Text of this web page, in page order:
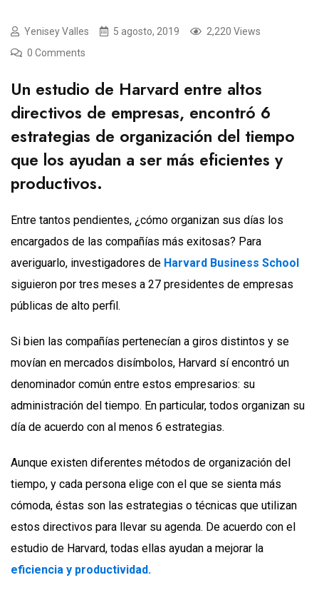
Yenisey Valles 5 agosto, 2019
2,220 Views
0 Comments
Un estudio de Harvard entre altos
directivos de empresas, encontró 6
estrategias de organización del tiempo
que los ayudan a ser más eficientes y
productivos.
Entre tantos pendientes, ¿cómo organizan sus días los
encargados de las compañías más exitosas? Para
averiguarlo, investigadores de Harvard Business School
siguieron por tres meses a 27 presidentes de empresas
públicas de alto perfil.
Si bien las compañías pertenecían a giros distintos y se
movían en mercados disímbolos, Harvard sí encontró un
denominador común entre estos empresarios: su
administración del tiempo. En particular, todos organizan su
día de acuerdo con al menos 6 estrategias.
Aunque existen diferentes métodos de organización del
tiempo, y cada persona elige con el que se sienta más
cómoda, éstas son las estrategias o técnicas que utilizan
estos directivos para llevar su agenda. De acuerdo con el
estudio de Harvard, todas ellas ayudan a mejorar la
eficiencia y productividad.